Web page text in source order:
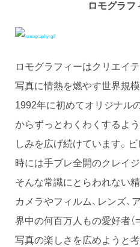
ロモグラフ
ロモグラフィーはクリエイ
写真に情熱を燃やす世界規
1992年に初めてオリジナル
からずっとわくわくするよ
しみを広げ続けています。
時には手ブレ全開のクレイ
そんな常識にとらわれない
カメラやフィルム、レンズ、
界中の何百万人もの愛好者（
写真の楽しさを広めようと考